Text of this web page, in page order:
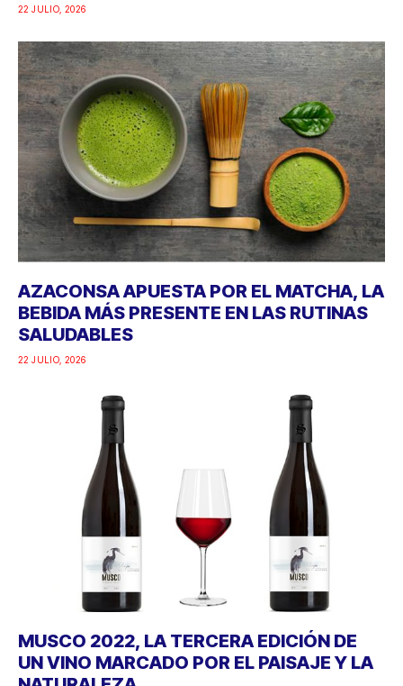
22 JULIO, 2026
AZACONSA APUESTA POR EL MATCHA, LA
BEBIDA MÁS PRESENTE EN LAS RUTINAS
SALUDABLES
22 JULIO, 2026
MUSCO 2022, LA TERCERA EDICIÓN DE
UN VINO MARCADO POR EL PAISAJE Y LA